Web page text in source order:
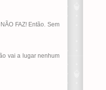
FAZ! Então. Sem
vai a lugar nenhum